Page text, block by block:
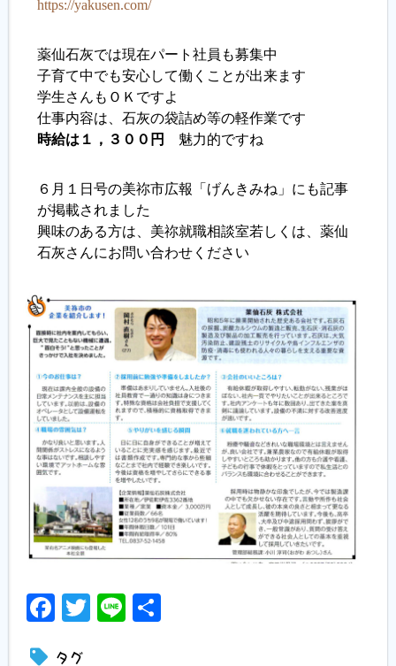
https://yakusen.com/
薬仙石灰では現在パート社員も募集中
子育て中でも安心して働くことが出来ます
学生さんもＯＫですよ
仕事内容は、石灰の袋詰め等の軽作業です
時給は１，３００円
魅力的ですね
６月１日号の美祢市広報「げんきみね」にも記事
が掲載されました
興味のある方は、美祢就職相談室若しくは、薬仙
石灰さんにお問い合わせください
Facebook
Twitter
Line
タグ